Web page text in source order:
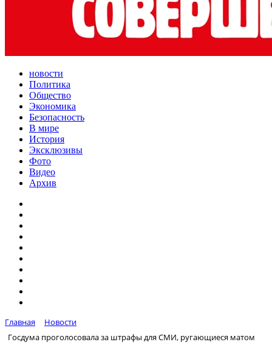
новости
Политика
Общество
Экономика
Безопасность
В мире
История
Эксклюзивы
Фото
Видео
Архив
Главная
Новости
Госдума проголосовала за штрафы для СМИ, ругающиеся матом